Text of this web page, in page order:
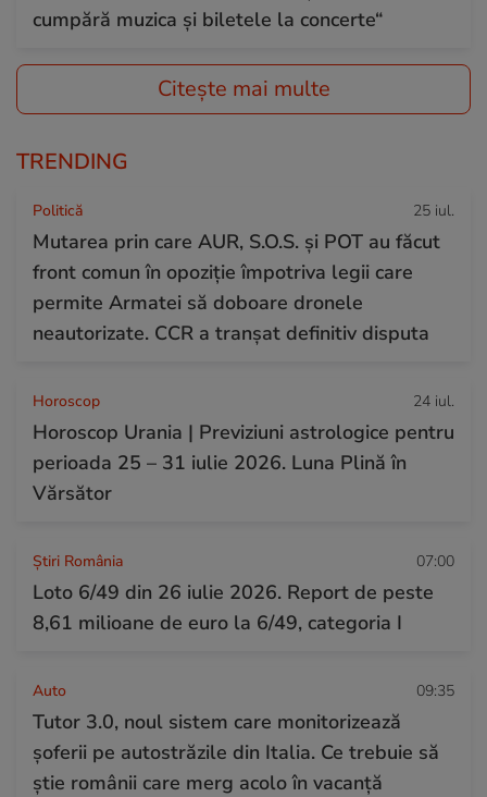
cumpără muzica și biletele la concerte“
Citește mai multe
TRENDING
Politică 25 iul.
Mutarea prin care AUR, S.O.S. și POT au făcut
front comun în opoziție împotriva legii care
permite Armatei să doboare dronele
neautorizate. CCR a tranșat definitiv disputa
Horoscop 24 iul.
Horoscop Urania | Previziuni astrologice pentru
perioada 25 – 31 iulie 2026. Luna Plină în
Vărsător
Știri România 07:00
Loto 6/49 din 26 iulie 2026. Report de peste
8,61 milioane de euro la 6/49, categoria I
Auto 09:35
Tutor 3.0, noul sistem care monitorizează
șoferii pe autostrăzile din Italia. Ce trebuie să
știe românii care merg acolo în vacanță